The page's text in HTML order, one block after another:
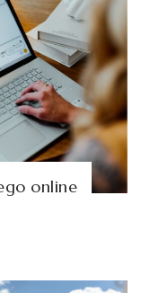
online